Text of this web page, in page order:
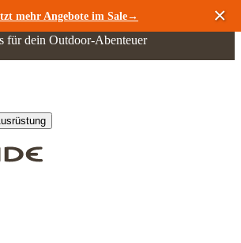
mehr Angebote im Sale→
für dein Outdoor-Abenteuer